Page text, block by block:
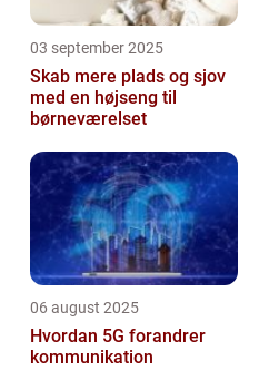
03 september 2025
Skab mere plads og sjov
med en højseng til
børneværelset
06 august 2025
Hvordan 5G forandrer
kommunikation